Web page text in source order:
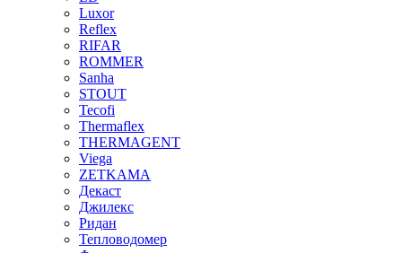
Luxor
Reflex
RIFAR
ROMMER
Sanha
STOUT
Tecofi
Thermaflex
THERMAGENT
Viega
ZETKAMA
Декаст
Джилекс
Ридан
Тепловодомер